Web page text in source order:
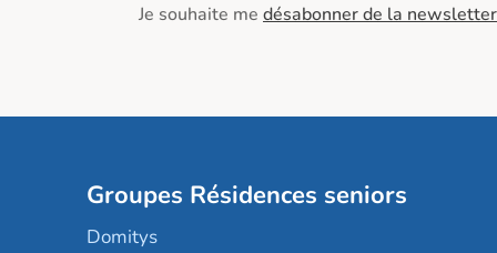
Je souhaite me désabonner de la newsletter
Groupes Résidences seniors
Domitys